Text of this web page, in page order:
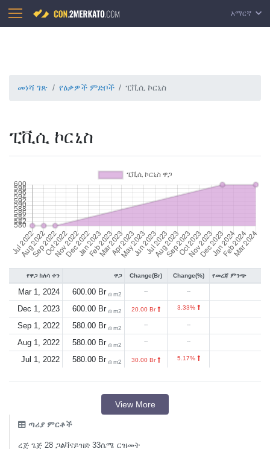
አማርኛ
መነሻ ገጽ የዕቃዎች ምድቦች ፒቪሲ ኮርኒስ
ፒቪሲ ኮርኒስ
የዋጋ ክለሳ ቀን ዋጋ Change(Br) Change(%) የመረጃ ምንጭ
Mar 1, 2024 600.00 Br በ m2 -- --
Dec 1, 2023 600.00 Br በ m2 20.00 Br 3.33%
Sep 1, 2022 580.00 Br በ m2 -- --
Aug 1, 2022 580.00 Br በ m2 -- --
Jul 1, 2022 580.00 Br በ m2 30.00 Br 5.17%
View More
ጣሪያ ምርቶች
ረጅ ጌጅ 28 ጋልቫናይዝድ 33ሴሜ ርዝመት